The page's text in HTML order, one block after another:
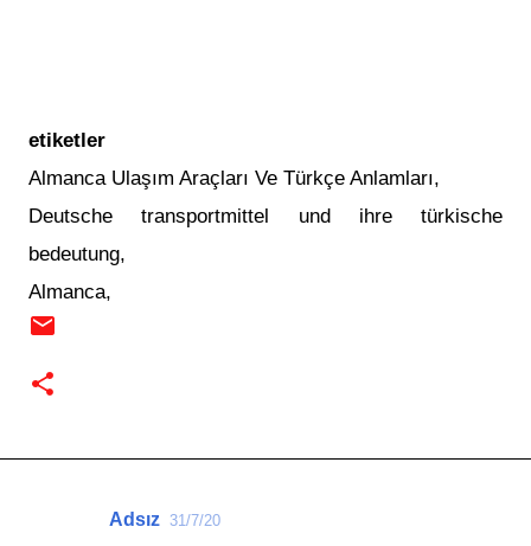
etiketler
Almanca Ulaşım Araçları Ve Türkçe Anlamları,
Deutsche transportmittel und ihre türkische
bedeutung,
Almanca,
Adsız 31/7/20